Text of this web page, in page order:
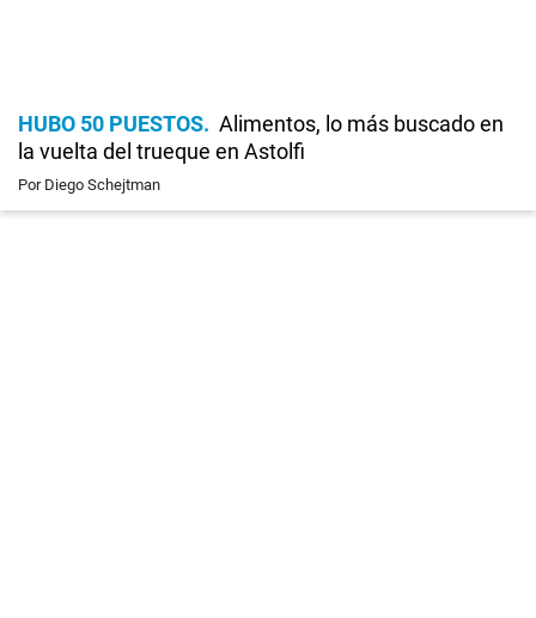
HUBO 50 PUESTOS
Alimentos, lo más buscado en
la vuelta del trueque en Astolfi
Por Diego Schejtman